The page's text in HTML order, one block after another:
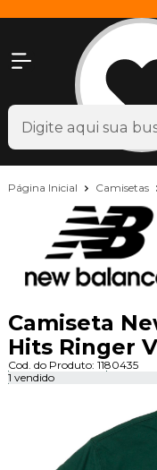
Página Inicial Camisetas
Camiseta
Hits Ringer
Cod. do Produto: 1180435
1 vendido